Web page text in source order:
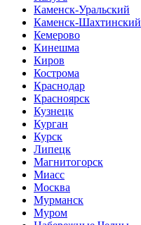
Каменск-Уральский
Каменск-Шахтинский
Кемерово
Кинешма
Киров
Кострома
Краснодар
Красноярск
Кузнецк
Курган
Курск
Липецк
Магнитогорск
Миасс
Москва
Мурманск
Муром